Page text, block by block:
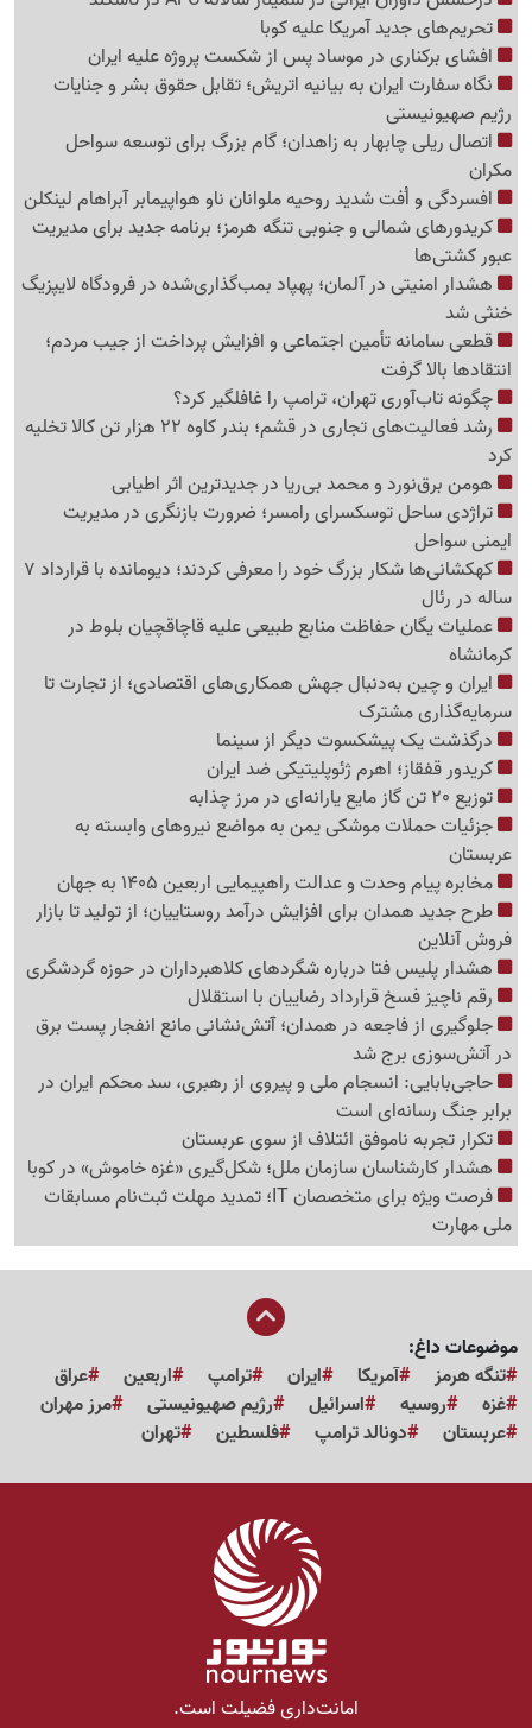
تحریم‌های جدید آمریکا علیه کوبا
افشای برکناری در موساد پس از شکست پروژه علیه ایران
نگاه سفارت ایران به بیانیه اتریش؛ تقابل حقوق بشر و جنایات
رژیم صهیونیستی
اتصال ریلی چابهار به زاهدان؛ گام بزرگ برای توسعه سواحل
مکران
افسردگی و اُفت شدید روحیه ملوانان ناو هواپیمابر آبراهام لینکلن
کریدورهای شمالی و جنوبی تنگه هرمز؛ برنامه جدید برای مدیریت
عبور کشتی‌ها
هشدار امنیتی در آلمان؛ پهپاد بمب‌گذاری‌شده در فرودگاه لایپزیگ
خنثی شد
قطعی سامانه تأمین اجتماعی و افزایش پرداخت از جیب مردم؛
انتقادها بالا گرفت
چگونه تاب‌آوری تهران، ترامپ را غافلگیر کرد؟
رشد فعالیت‌های تجاری در قشم؛ بندر کاوه 22 هزار تن کالا تخلیه
کرد
هومن برق‌نورد و محمد بی‌ریا در جدیدترین اثر اطیابی
تراژدی ساحل توسکسرای رامسر؛ ضرورت بازنگری در مدیریت
ایمنی سواحل
کهکشانی‌ها شکار بزرگ خود را معرفی کردند؛ دیومانده با قرارداد 7
ساله در رئال
عملیات یگان حفاظت منابع طبیعی علیه قاچاقچیان بلوط در
کرمانشاه
ایران و چین به‌دنبال جهش همکاری‌های اقتصادی؛ از تجارت تا
سرمایه‌گذاری مشترک
درگذشت یک پیشکسوت دیگر از سینما
کریدور قفقاز؛ اهرم ژئوپلیتیکی ضد ایران
توزیع 20 تن گاز مایع یارانه‌ای در مرز چذابه
جزئیات حملات موشکی یمن به مواضع نیروهای وابسته به
عربستان
مخابره پیام وحدت و عدالت راهپیمایی اربعین 1405 به جهان
طرح جدید همدان برای افزایش درآمد روستاییان؛ از تولید تا بازار
فروش آنلاین
هشدار پلیس فتا درباره شگردهای کلاهبرداران در حوزه گردشگری
رقم ناچیز فسخ قرارداد رضاییان با استقلال
جلوگیری از فاجعه در همدان؛ آتش‌نشانی مانع انفجار پست برق
در آتش‌سوزی برج شد
حاجی‌بابایی: انسجام ملی و پیروی از رهبری، سد محکم ایران در
برابر جنگ رسانه‌ای است
تکرار تجربه ناموفق ائتلاف از سوی عربستان
هشدار کارشناسان سازمان ملل؛ شکل‌گیری «غزه‌ خاموش» در کوبا
فرصت ویژه برای متخصصان IT؛ تمدید مهلت ثبت‌نام مسابقات
ملی مهارت
موضوعات داغ:
تنگه هرمز
آمریکا ایران ترامپ اربعین
عراق
غزه
روسیه اسرائیل رژیم صهیونیستی
مرز مهران
عربستان
دونالد ترامپ فلسطین تهران
امانت‌داری فضیلت است.